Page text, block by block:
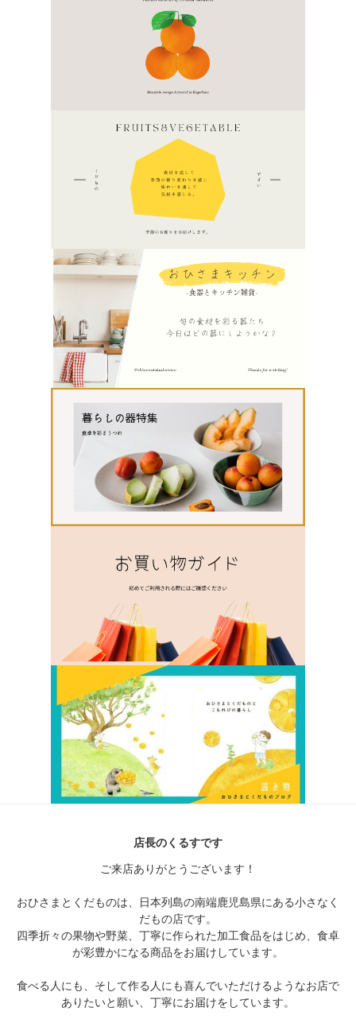
店長のくるすです
ご来店ありがとうございます！
おひさまとくだものは、日本列島の南端鹿児島県にある小さなく
だもの店です。
四季折々の果物や野菜、丁寧に作られた加工食品をはじめ、食卓
が彩豊かになる商品をお届けしています。
食べる人にも、そして作る人にも喜んでいただけるようなお店で
ありたいと願い、丁寧にお届けをしています。